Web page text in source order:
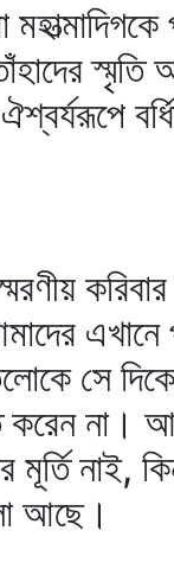
স্মৃতি
সে
করেন না।
মূর্তি নাই,
আছে।